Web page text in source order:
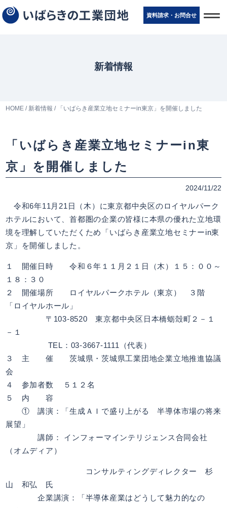
資料請求・お問合せ
t
o
新着情報
HOME / 新着情報 / 「いばらき産業立地セミナーin東京」を開催しました
「いばらき産業立地セミナーin東
京」を開催しました
2024/11/22
令和6年11月21日（木）に東京都中央区のロイヤルパーク
ホテルにおいて、首都圏の企業の皆様に本県の優れた立地環
境を理解していただくため「いばらき産業立地セミナーin東
京」を開催しました。
１ 開催日時 令和６年１１月２１日（木）１５：００～
１８：３０
２ 開催場所 ロイヤルパークホテル（東京） ３階
「ロイヤルホール」
〒103-8520 東京都中央区日本橋蛎殻町２－１
－１
TEL：03-3667-1111（代表）
３ 主 催 茨城県・茨城県工業団地企業立地推進協議
会
４ 参加者数 ５１２名
５ 内 容
① 講演：「生成ＡＩで盛り上がる 半導体市場の将来
展望」
講師： インフォーマインテリジェンス合同会社
（オムディア）
コンサルティングディレクター 杉
山 和弘 氏
企業講演：「半導体産業はどうして魅力的なの